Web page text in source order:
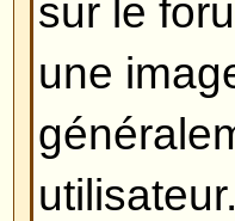
peut pas
quelqu'un y
Revenir en
Comment